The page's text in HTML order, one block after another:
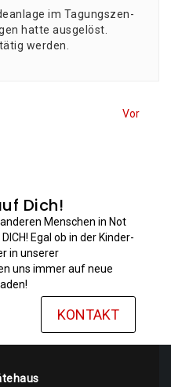
im Tagungs­zen­
hat­te ausgelöst.
werden.
Vor
Dich!
Menschen in Not
Egal ob in der Kinder-
in unserer
uns immer auf neue
KONTAKT